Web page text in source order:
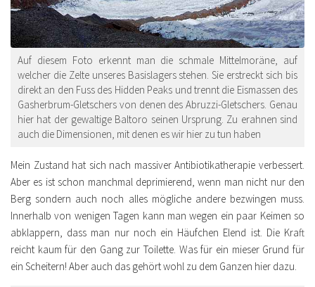
Auf diesem Foto erkennt man die schmale Mittelmoräne, auf
welcher die Zelte unseres Basislagers stehen. Sie erstreckt sich bis
direkt an den Fuss des Hidden Peaks und trennt die Eismassen des
Gasherbrum-Gletschers von denen des Abruzzi-Gletschers. Genau
hier hat der gewaltige Baltoro seinen Ursprung. Zu erahnen sind
auch die Dimensionen, mit denen es wir hier zu tun haben
Mein Zustand hat sich nach massiver Antibiotikatherapie verbessert.
Aber es ist schon manchmal deprimierend, wenn man nicht nur den
Berg sondern auch noch alles mögliche andere bezwingen muss.
Innerhalb von wenigen Tagen kann man wegen ein paar Keimen so
abklappern, dass man nur noch ein Häufchen Elend ist. Die Kraft
reicht kaum für den Gang zur Toilette. Was für ein mieser Grund für
ein Scheitern! Aber auch das gehört wohl zu dem Ganzen hier dazu.